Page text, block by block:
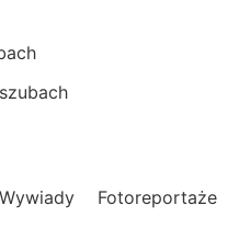
Wywiady
Fotoreportaże